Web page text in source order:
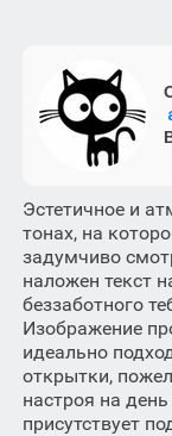
Эстетичное и
тонах, на
задумчиво
наложен текст
беззаботного
Изображение
идеально
открытки,
настроя на
присутствует